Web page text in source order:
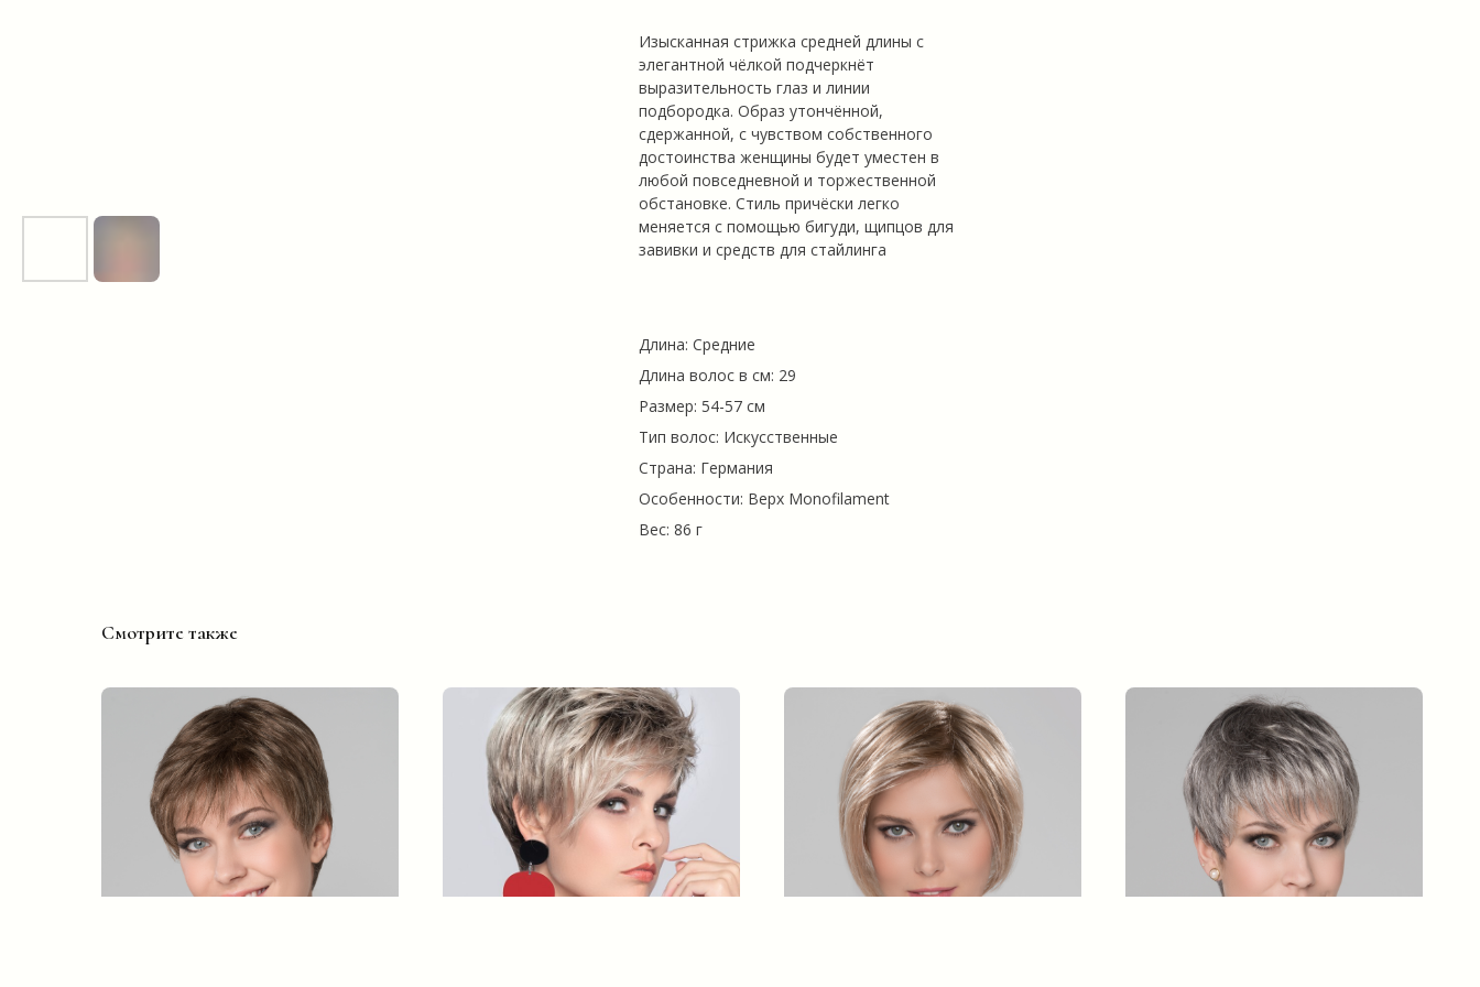
Изысканная стрижка средней длины с
элегантной чёлкой подчеркнёт
выразительность глаз и линии
подбородка. Образ утончённой,
сдержанной, с чувством собственного
достоинства женщины будет уместен в
любой повседневной и торжественной
обстановке. Стиль причёски легко
меняется с помощью бигуди, щипцов для
завивки и средств для стайлинга
Длина: Средние
Длина волос в см: 29
Размер: 54-57 см
Тип волос: Искусственные
Страна: Германия
Особенности: Верх Monofilament
Вес: 86 г
Смотрите также